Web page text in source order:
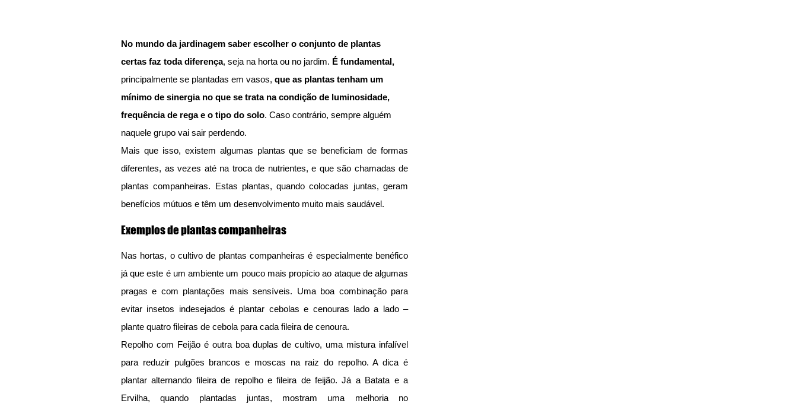
No mundo da jardinagem saber escolher o conjunto de plantas
certas faz toda diferença, seja na horta ou no jardim. É fundamental,
principalmente se plantadas em vasos, que as plantas tenham um
mínimo de sinergia no que se trata na condição de luminosidade,
frequência de rega e o tipo do solo. Caso contrário, sempre alguém
naquele grupo vai sair perdendo.
Mais que isso, existem algumas plantas que se beneficiam de formas
diferentes, as vezes até na troca de nutrientes, e que são chamadas de
plantas companheiras. Estas plantas, quando colocadas juntas, geram
benefícios mútuos e têm um desenvolvimento muito mais saudável.
Exemplos de plantas companheiras
Nas hortas, o cultivo de plantas companheiras é especialmente benéfico
já que este é um ambiente um pouco mais propício ao ataque de algumas
pragas e com plantações mais sensíveis. Uma boa combinação para
evitar insetos indesejados é plantar cebolas e cenouras lado a lado –
plante quatro fileiras de cebola para cada fileira de cenoura.
Repolho com Feijão é outra boa duplas de cultivo, uma mistura infalível
para reduzir pulgões brancos e moscas na raiz do repolho. A dica é
plantar alternando fileira de repolho e fileira de feijão. Já a Batata e a
Ervilha, quando plantadas juntas, mostram uma melhoria no